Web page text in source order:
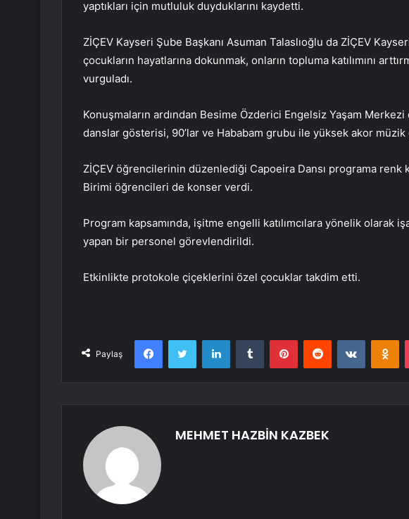
yaptıkları için mutluluk duyduklarını kaydetti.
ZİÇEV Kayseri Şube Başkanı Asuman Talaslıoğlu da ZİÇEV
çocukların hayatlarına dokunmak, onların topluma katılımını
vurguladı.
Konuşmaların ardından Besime Özderici Engelsiz Yaşam
danslar gösterisi, 90’lar ve Hababam grubu ile yüksek akor
ZİÇEV öğrencilerinin düzenlediği Capoeira Dansı programa renk
Birimi öğrencileri de konser verdi.
Program kapsamında, işitme engelli katılımcılara yönelik olarak
yapan bir personel görevlendirildi.
Etkinlikte protokole çiçeklerini özel çocuklar takdim etti.
Paylaş
FacebookTwitter LinkedInTumblr PinterestReddit VKontakte
MEHMET HAZBİN KAZBEK